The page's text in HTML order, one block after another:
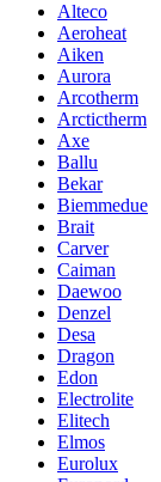
Alteco
Aeroheat
Aiken
Aurora
Arcotherm
Arctictherm
Axe
Ballu
Bekar
Biemmedue
Brait
Carver
Caiman
Daewoo
Denzel
Desa
Dragon
Edon
Electrolite
Elitech
Elmos
Eurolux